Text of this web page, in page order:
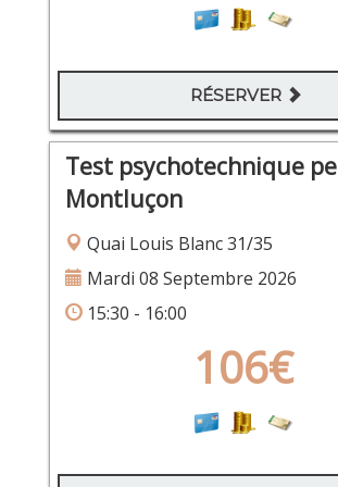
RÉSERVER
Test psychotechnique
Montluçon
Quai Louis Blanc 31/35
Mardi 08 Septembre 2026
15:30 - 16:00
106€